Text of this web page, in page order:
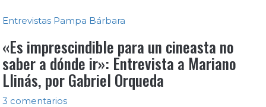
Entrevistas Pampa Bárbara
«Es imprescindible para un cineasta no
saber a dónde ir»: Entrevista a Mariano
Llinás, por Gabriel Orqueda
3 comentarios